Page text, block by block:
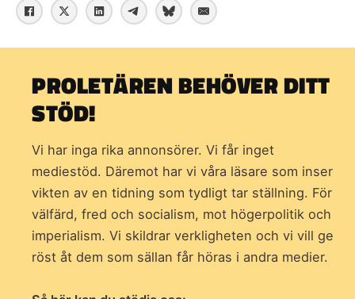
PROLETÄREN BEHÖVER DITT
STÖD!
Vi har inga rika annonsörer. Vi får inget
mediestöd. Däremot har vi våra läsare som inser
vikten av en tidning som tydligt tar ställning. För
välfärd, fred och socialism, mot högerpolitik och
imperialism. Vi skildrar verkligheten och vi vill ge
röst åt dem som sällan får höras i andra medier.